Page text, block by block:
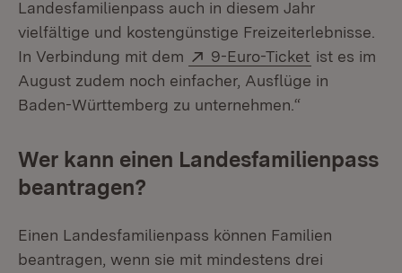
Landesfamilienpass auch in diesem Jahr
vielfältige und kostengünstige Freizeiterlebnisse.
In Verbindung mit dem
Extern:
9-Euro-Ticket (Öffnet in
ist es im
August zudem noch einfacher, Ausflüge in
Baden-Württemberg zu unternehmen.“
Wer kann einen Landesfamilienpass
beantragen?
Einen Landesfamilienpass können Familien
beantragen, wenn sie mit mindestens drei